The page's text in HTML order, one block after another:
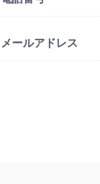
メールアドレス